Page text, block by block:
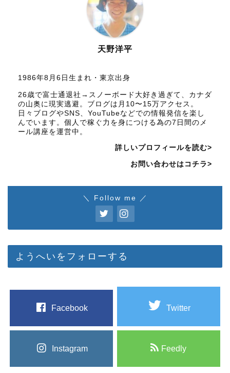
天野洋平
1986年8月6日生まれ・東京出身
26歳で富士通退社→スノーボード大好き過ぎて、カナダ
の山奥に現実逃避。ブログは月10〜15万アクセス。
日々ブログやSNS、YouTubeなどでの情報発信を楽し
んでいます。個人で稼ぐ力を身につける為の7日間のメ
ール講座を運営中。
詳しいプロフィールを読む>
お問い合わせはコチラ>
＼ Follow me ／
ようへいをフォローする
Facebook Twitter
Instagram Feedly